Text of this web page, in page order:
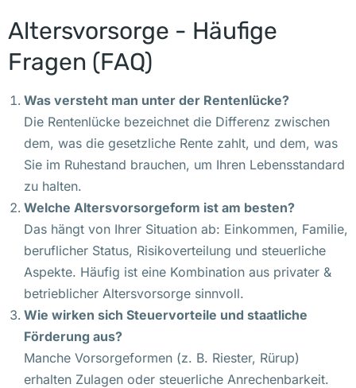
Altersvorsorge - Häufige
Fragen (FAQ)
Was versteht man unter der Rentenlücke?
Die Rentenlücke bezeichnet die Differenz zwischen
dem, was die gesetzliche Rente zahlt, und dem, was
Sie im Ruhestand brauchen, um Ihren Lebensstandard
zu halten.
Welche Altersvorsorgeform ist am besten?
Das hängt von Ihrer Situation ab: Einkommen, Familie,
beruflicher Status, Risikoverteilung und steuerliche
Aspekte. Häufig ist eine Kombination aus privater &
betrieblicher Altersvorsorge sinnvoll.
Wie wirken sich Steuervorteile und staatliche
Förderung aus?
Manche Vorsorgeformen (z. B. Riester, Rürup)
erhalten Zulagen oder steuerliche Anrechenbarkeit.